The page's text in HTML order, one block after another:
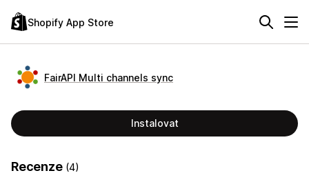
Shopify App Store
FairAPI Multi channels sync
Instalovat
Recenze (4)